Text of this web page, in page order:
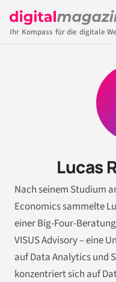
Ihr Kompass für die digitale
Lucas
Nach seinem Studium
Economics sammelte
einer Big-Four-
VISUS Advisory – eine
auf Data Analytics und
konzentriert sich auf